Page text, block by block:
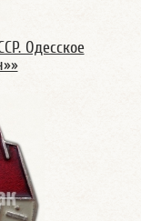
Одесское